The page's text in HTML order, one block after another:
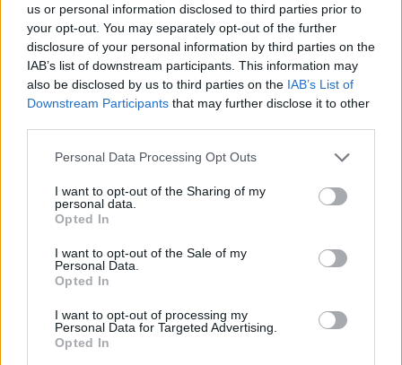
us or personal information disclosed to third parties prior to
your opt-out. You may separately opt-out of the further
disclosure of your personal information by third parties on the
IAB’s list of downstream participants. This information may
also be disclosed by us to third parties on the IAB’s List of
Downstream Participants that may further disclose it to other
Please note that this website/app uses one or more Google
not limited to your visit or usage behaviour. You may click to
grant or deny consent to Google and its third-party tags to
use your data for below specified purposes in below Google
consent section.
Personal Data Processing Opt Outs
I want to opt-out of the Sharing of my
personal data.
Opted In
I want to opt-out of the Sale of my
Personal Data.
Opted In
I want to opt-out of processing my
Personal Data for Targeted Advertising.
Opted In
Veszélyes vírus terjed: Az orvosoknak nincs rá ellenszere